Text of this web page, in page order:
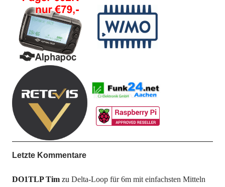
Letzte Kommentare
DO1TLP Timzu Delta-Loop für 6m mit einfachsten Mitteln